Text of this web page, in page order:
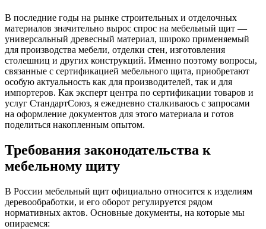
В последние годы на рынке строительных и отделочных
материалов значительно вырос спрос на мебельный щит —
универсальный древесный материал, широко применяемый
для производства мебели, отделки стен, изготовления
столешниц и других конструкций. Именно поэтому вопросы,
связанные с сертификацией мебельного щита, приобретают
особую актуальность как для производителей, так и для
импортеров. Как эксперт центра по сертификации товаров и
услуг СтандартСоюз, я ежедневно сталкиваюсь с запросами
на оформление документов для этого материала и готов
поделиться накопленным опытом.
Требования законодательства к
мебельному щиту
В России мебельный щит официально относится к изделиям
деревообработки, и его оборот регулируется рядом
нормативных актов. Основные документы, на которые мы
опираемся: